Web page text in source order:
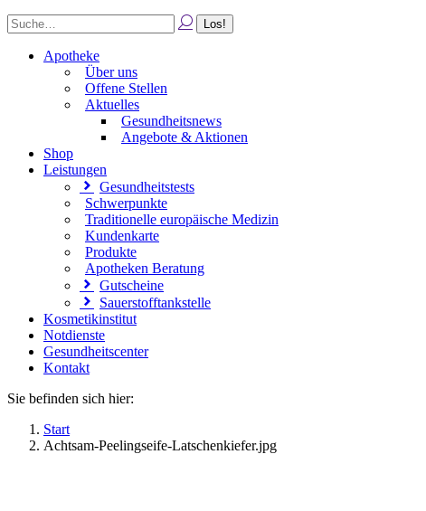
Apotheke
Über uns
Offene Stellen
Aktuelles
Gesundheitsnews
Angebote & Aktionen
Shop
Leistungen
Gesundheitstests
Schwerpunkte
Traditionelle europäische Medizin
Kundenkarte
Produkte
Apotheken Beratung
Gutscheine
Sauerstofftankstelle
Kosmetikinstitut
Notdienste
Gesundheitscenter
Kontakt
Sie befinden sich hier:
Start
Achtsam-Peelingseife-Latschenkiefer.jpg